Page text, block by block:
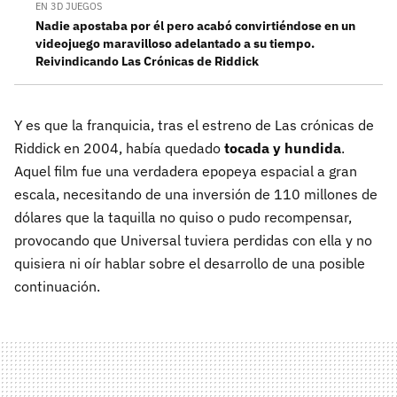
EN 3D JUEGOS
Nadie apostaba por él pero acabó convirtiéndose en un
videojuego maravilloso adelantado a su tiempo.
Reivindicando Las Crónicas de Riddick
Y es que la franquicia, tras el estreno de Las crónicas de
Riddick en 2004, había quedado tocada y hundida.
Aquel film fue una verdadera epopeya espacial a gran
escala, necesitando de una inversión de 110 millones de
dólares que la taquilla no quiso o pudo recompensar,
provocando que Universal tuviera perdidas con ella y no
quisiera ni oír hablar sobre el desarrollo de una posible
continuación.